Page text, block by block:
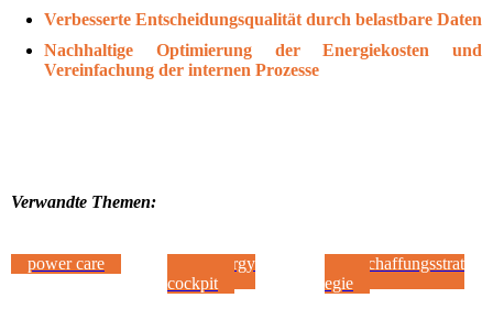
Verbesserte Entscheidungsqualität durch belastbare Daten
Nachhaltige Optimierung der Energiekosten und
Vereinfachung der internen Prozesse
Verwandte Themen:
power care
E3 energy
cockpit
Beschaffungsstrat
egie